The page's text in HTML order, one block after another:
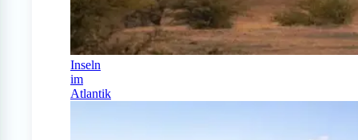
Inseln
im
Atlantik